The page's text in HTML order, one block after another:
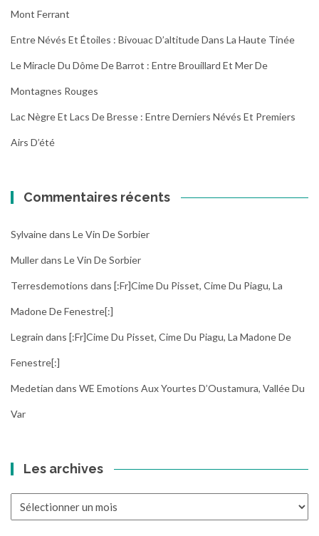
Mont Ferrant
Entre Névés Et Étoiles : Bivouac D’altitude Dans La Haute Tinée
Le Miracle Du Dôme De Barrot : Entre Brouillard Et Mer De
Montagnes Rouges
Lac Nègre Et Lacs De Bresse : Entre Derniers Névés Et Premiers
Airs D’été
Commentaires récents
Sylvainedans Le Vin De Sorbier
Mullerdans Le Vin De Sorbier
Terresdemotions dans [:fr]Cime Du Pisset, Cime Du Piagu, La
Madone De Fenestre[:]
Legrain dans [:fr]Cime Du Pisset, Cime Du Piagu, La Madone De
Fenestre[:]
Medetian dans WE Emotions Aux Yourtes D’Oustamura, Vallée Du
Var
Les archives
Les